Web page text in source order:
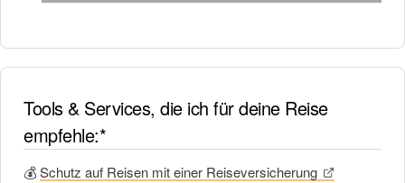
Tools & Services, die ich für deine Reise
empfehle:*
💰Schutz auf Reisen mit einer Reiseversicherung